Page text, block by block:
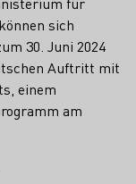
sich
30. Juni 2024
Auftritt mit
einem
am